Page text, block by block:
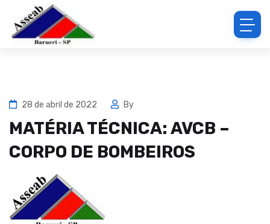
28 de abril de 2022 By
MATÉRIA TÉCNICA: AVCB –
CORPO DE BOMBEIROS